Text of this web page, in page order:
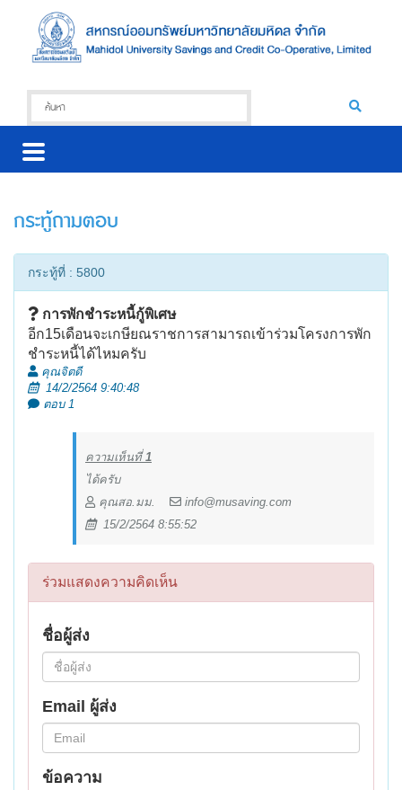
กระทู้ถามตอบ
กระทู้ที่ : 5800
การพักชำระหนี้กู้พิเศษ
อีก15เดือนจะเกษียณราชการสามารถเข้าร่วมโครงการพัก
ชำระหนี้ได้ไหมครับ
คุณจิตดี
14/2/2564 9:40:48
ตอบ 1
ความเห็นที่1
ได้ครับ
คุณสอ.มม.
info@musaving.com
15/2/2564 8:55:52
ร่วมแสดงความคิดเห็น
ชื่อผู้ส่ง
Email ผู้ส่ง
ข้อความ